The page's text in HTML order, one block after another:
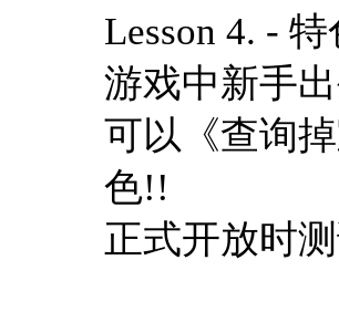
Lesson 4. -
游戏中新手
可以《查询
色!!
正式开放时